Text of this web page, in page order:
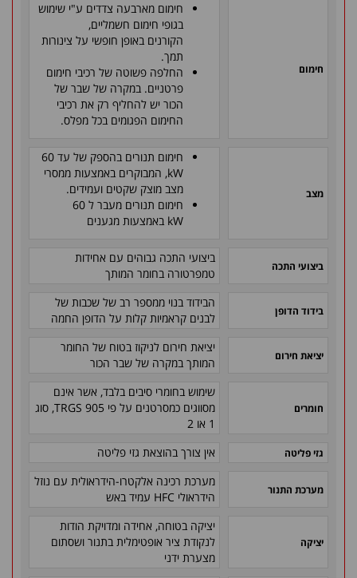
חימום
חימום מארבעה צדדים ע"י שימוש
בגופי חימום חשמליים,
הקורנים באופן חופשי על צינורות
תמך.
החלפה פשוטה של רכיבי חימום
פרטניים. במקרה של שבר של
הכור יש להחליף רק את רכיבי
החימום הפגומים בכל מפלס.
מצב
חימום תנורים בהספק של עד 60
kW, המבוקרים באמצעות ממסרי
מצב מוצק שקטים ועמידים.
חימום תנורים מעבר ל 60
kW באמצעות מגענים
ביצועי התכה
ביצועי התכה גבוהים עם אחידות
טמפרטורה בחומר המותך
בידוד הדופן
הבידוד בנוי ממספר רב של שכבות של
לבנים קראמיות קלות על הדופן החמה
יציאת חירום
יציאת חירום לניקוז בטוח של החומר
המותך במקרה של שבר הכור
חומרים
שימוש בחומרי סיבים בלבד, אשר אינם
מסווגים כמסרטנים על פי TRGS 905, סוג
1 או 2
גזי פליטה אין צורך בהוצאת גזי פליטה
מערכת התנור
מערכת רכינה אלקטרו-הידראולית עם נוזל
הידראולי HFC עמיד באש
יציקה
יציקה בטוחה, אחידה ומדויקת הודות
לנקודת ציר אופטימלית בתנור ושסתום
מצערת ידני